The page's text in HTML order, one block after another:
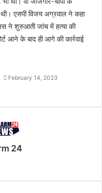
एसपी विजय अग्रवाल ने कहा
ने शुरुआती जांच में हत्या की
आने के बाद ही आगे की कार्रवाई
February 14, 2023
24